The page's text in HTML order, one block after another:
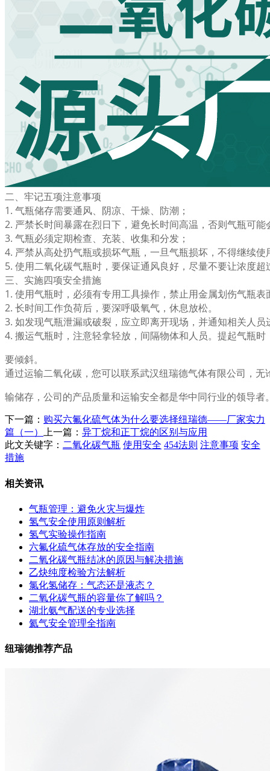
二、牢记五项注意事项
1. 气瓶储存需要通风、阴凉、干燥、防潮；
2. 严禁长时间暴露在烈日下，避免长时间高温，否则气瓶可能
3. 气瓶必须定期检查、充装、收集和分发；
4. 严禁从高处扔气瓶或损坏气瓶，一旦气瓶损坏，不得继续使
5. 使用二氧化碳气瓶时，要保证通风良好，尽量不要让浓度超
三、实施四项安全措施
1. 使用气瓶时，必须有专用工具操作，禁止用金属划伤气瓶表
2. 长时间工作负荷后，要深呼吸氧气，休息放松。
3. 如发现气瓶泄漏或破裂，应立即离开现场，并通知相关人员
4. 搬运气瓶时，注意轻拿轻放，间隔物体和人员。提起气瓶
要倾斜。
通过运输二氧化碳，您可以联系武汉纽瑞德气体有限公司，无
输储存，公司的产品质量和运输安全都是华中同行业的领导者
下一篇： 购买六氟化硫气体为什么要选择纽瑞德——厂家实力
篇（一）
上一篇： 异丁烷和正丁烷的区别与应用
此文关键字： 二氧化碳气瓶 使用安全 454法则 注意事项 安全
措施
相关资讯
气瓶管理：避免火灾与爆炸
氢气安全使用原则解析
氢气实验操作指南
六氟化硫气体存放的安全指南
二氧化碳气瓶结冰的原因与解决措施
乙炔纯度检验方法解析
氯化氢储存：气态还是液态？
二氧化碳气瓶的容量你了解吗？
湖北氨气配送的专业选择
氦气安全管理全指南
纽瑞德推荐产品